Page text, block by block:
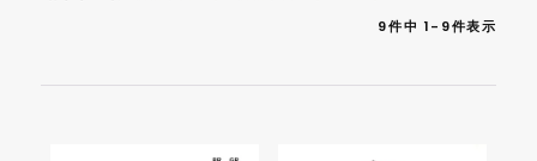
9件中 1- 9件表示